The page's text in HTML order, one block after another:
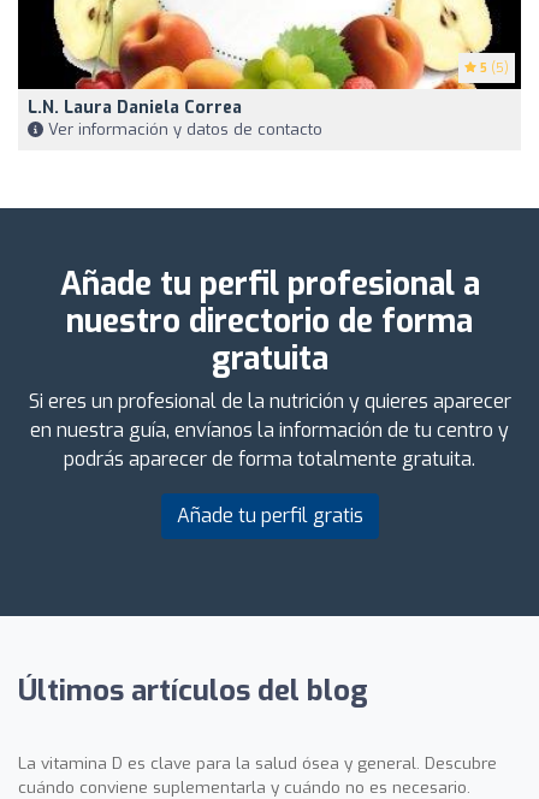
5 (5)
L.N. Laura Daniela Correa
Ver información y datos de contacto
Añade tu perfil profesional a
nuestro directorio de forma
gratuita
Si eres un profesional de la nutrición y quieres aparecer
en nuestra guía, envíanos la información de tu centro y
podrás aparecer de forma totalmente gratuita.
Añade tu perfil gratis
Últimos artículos del blog
La vitamina D es clave para la salud ósea y general. Descubre
cuándo conviene suplementarla y cuándo no es necesario.